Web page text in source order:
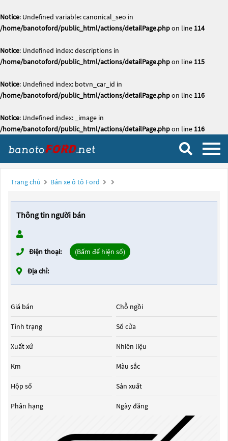
Notice: Undefined variable: canonical_seo in
/home/banotoford/public_html/actions/detailPage.phpon line 114
Notice: Undefined index: descriptions in
/home/banotoford/public_html/actions/detailPage.phpon line 115
Notice: Undefined index: botvn_car_id in
/home/banotoford/public_html/actions/detailPage.phpon line 116
Notice: Undefined index: _image in
/home/banotoford/public_html/actions/detailPage.phpon line 116
Trang chủ Bán xe ô tô Ford
Thông tin người bán
Điện thoại: (Bấm để hiện số)
Địa chỉ:
Giá bán
Tình trạng
Xuất xứ
Km
Hộp số
Phân hạng
Chỗ ngồi
Số cửa
Nhiên liệu
Màu sắc
Sản xuất
Ngày đăng